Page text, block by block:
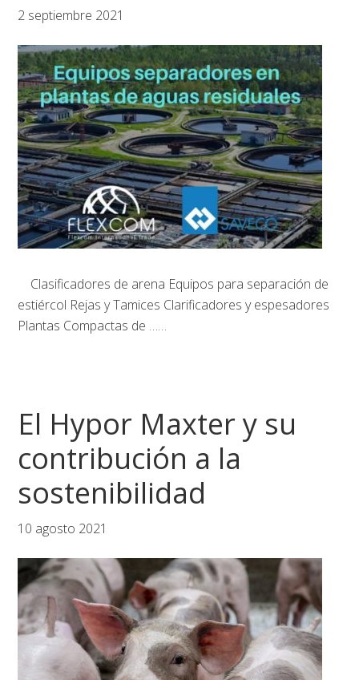
2 septiembre 2021
Clasificadores de arena Equipos para separación de
estiércol Rejas y Tamices Clarificadores y espesadores
Plantas Compactas de ……
El Hypor Maxter y su
contribución a la
sostenibilidad
10 agosto 2021